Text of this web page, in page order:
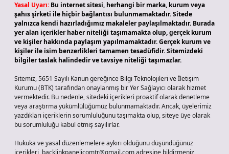
Yasal Uyarı: Bu internet sitesi, herhangi bir marka, kurum veya
şahıs şirketi ile hiçbir bağlantısı bulunmamaktadır. Sitede
yalnızca kendi hazırladığımız makaleler paylaşılmaktadır. Burada
yer alan içerikler haber niteliği taşımamakta olup, gerçek kurum
ve kişiler hakkında paylaşım yapılmamaktadır. Gerçek kurum ve
kişiler ile isim benzerlikleri tamamen tesadüfidir. Sitemizdeki
bilgiler taslak halindedir ve tavsiye niteliği taşımazlar.
Sitemiz, 5651 Sayılı Kanun gereğince Bilgi Teknolojileri ve İletişim
Kurumu (BTK) tarafından onaylanmış bir Yer Sağlayıcı olarak hizmet
vermektedir. Bu nedenle, sitedeki içerikleri proaktif olarak denetleme
veya araştırma yükümlülüğümüz bulunmamaktadır. Ancak, üyelerimiz
yazdıkları içeriklerin sorumluluğunu taşımakta olup, siteye üye olarak
bu sorumluluğu kabul etmiş sayılırlar.
Hukuka ve yasal düzenlemelere aykırı olduğunu düşündüğünüz
içerikleri, backlinkpanelicomtr@gmail.comadresine bildirmeniz